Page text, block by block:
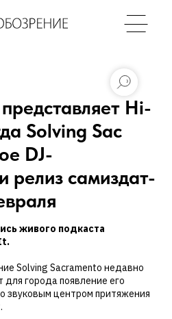
Hi-
Solving Sac
DJ-
релиз самиздат-
живого подкаста
Solving Sacramento недавно
для города появление его
звуковым центром притяжения